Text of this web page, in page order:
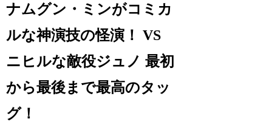
ナムグン・ミンがコミカ
ルな神演技の怪演！ VS
ニヒルな敵役ジュノ 最初
から最後まで最高のタッ
グ！